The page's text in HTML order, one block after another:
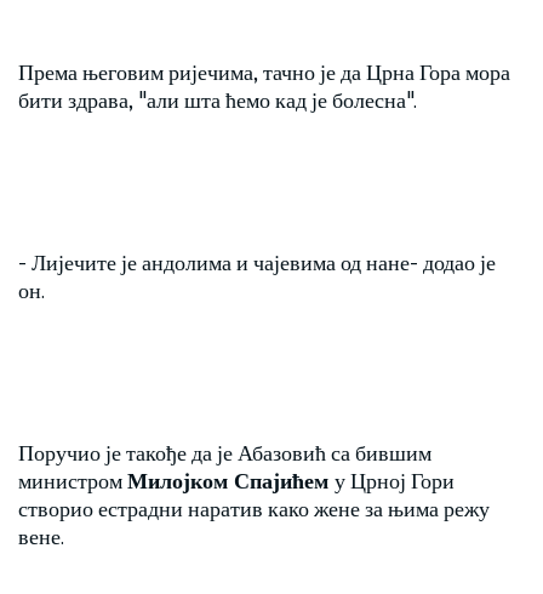
Према његовим ријечима, тачно је да Црна Гора мора
бити здрава, "али шта ћемо кад је болесна".
- Лијечите је андолима и чајевима од нане- додао је
он.
Поручио је такође да је Абазовић са бившим
министромМилојком Спајићем у Црној Гори
створио естрадни наратив како жене за њима режу
вене.